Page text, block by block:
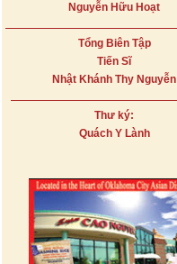
Nguyễn Hữu Hoạt
Tổng Biên Tập
Tiến Sĩ
Nhật Khánh Thy Nguyễn
Thư ký:
Quách Y Lành